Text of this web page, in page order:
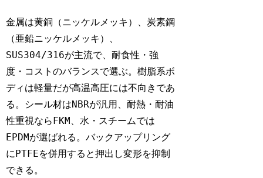
金属は黄銅（ニッケルメッキ）、炭素鋼
（亜鉛ニッケルメッキ）、
SUS304/316が主流で、耐食性・強
度・コストのバランスで選ぶ。樹脂系ボ
ディは軽量だが高温高圧には不向きであ
る。シール材はNBRが汎用、耐熱・耐油
性重視ならFKM 、水・スチームでは
EPDMが選ばれる。バックアップリング
にPTFEを併用すると押出し変形を抑制
できる。